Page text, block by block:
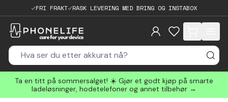
FRI FRAKT RASK LEVERING MED BRING OG INSTABOX
items in cart,
Ta en titt på sommersalget! ☀️ Gjør et godt kjøp på smarte
ladeløsninger, hodetelefoner og annet tilbehør →